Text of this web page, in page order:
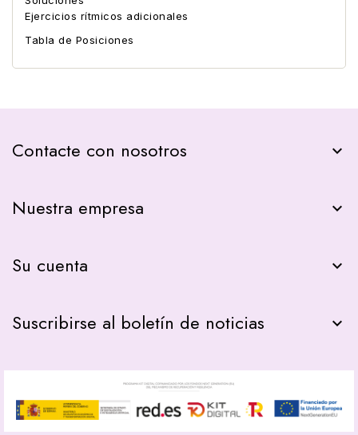
Ejercicios rítmicos adicionales
Tabla de Posiciones
Contacte con nosotros keyboard_arrow_down
Nuestra empresa 
Su cuenta 
Suscribirse al boletín de noticias 